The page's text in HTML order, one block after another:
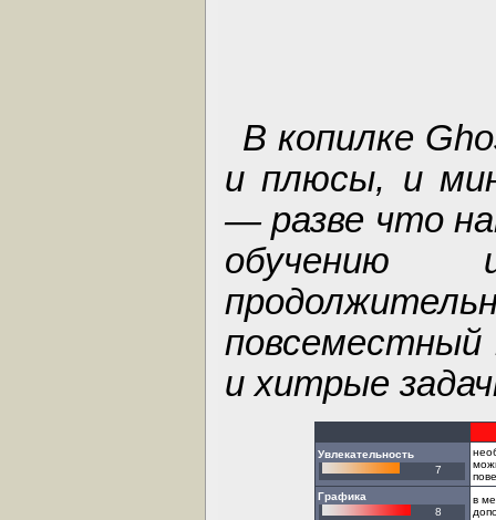
В копилке
и плюсы, и
— разве что
обучению
повсеместный
и хитрые
Увлекательность
7
Графика
8
в